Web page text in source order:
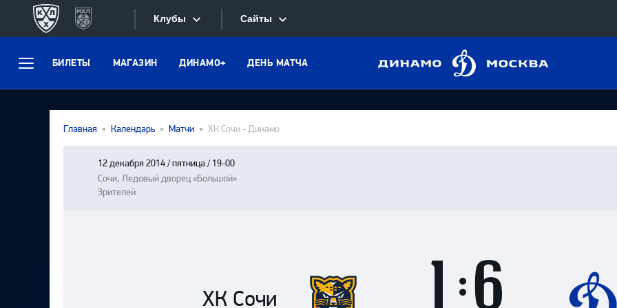
Клубы
Конференция «Запад»
Спартак
Торпедо
Динамо М
Конференция «Восток»
Адмирал
Сайты
Приложение КХЛ
БИЛЕТЫ МАГАЗИН ДИНАМО+ ДЕНЬ МАТЧА
Динамо
Главная Календарь Матчи ХК Сочи - Динамо
12 декабря 2014 / пятница / 19-00
Сочи, Ледовый дворец «Большой»
Зрителей
матча
ХК Сочи